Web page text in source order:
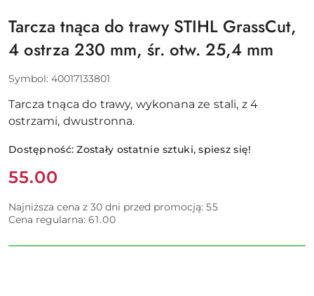
Tarcza tnąca do trawy STIHL GrassCut,
4 ostrza 230 mm, śr. otw. 25,4 mm
Symbol: 40017133801
Tarcza tnąca do trawy, wykonana ze stali, z 4
ostrzami, dwustronna.
Dostępność:Zostały ostatnie sztuki, spiesz się!
Cena:
55.00
Najniższa cena z 30 dni przed promocją: 55
Cena regularna: 61.00